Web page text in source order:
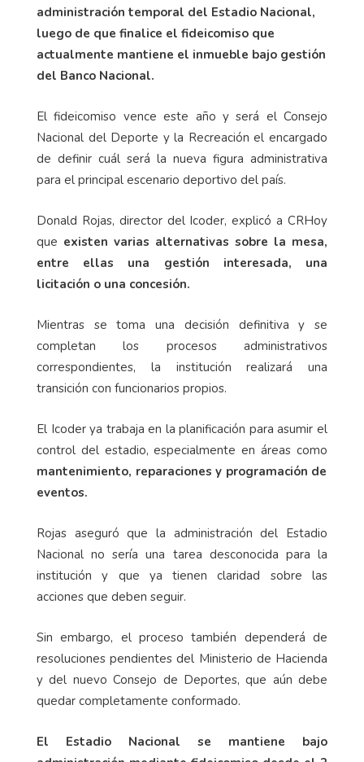
administración temporal del Estadio Nacional,
luego de que finalice el fideicomiso que
actualmente mantiene el inmueble bajo gestión
del Banco Nacional.
El fideicomiso vence este año y será el Consejo
Nacional del Deporte y la Recreación el encargado
de definir cuál será la nueva figura administrativa
para el principal escenario deportivo del país.
Donald Rojas, director del Icoder, explicó a CRHoy
que existen varias alternativas sobre la mesa,
entre ellas una gestión interesada, una
licitación o una concesión.
Mientras se toma una decisión definitiva y se
completan los procesos administrativos
correspondientes, la institución realizará una
transición con funcionarios propios.
El Icoder ya trabaja en la planificación para asumir el
control del estadio, especialmente en áreas como
mantenimiento, reparaciones y programación de
eventos.
Rojas aseguró que la administración del Estadio
Nacional no sería una tarea desconocida para la
institución y que ya tienen claridad sobre las
acciones que deben seguir.
Sin embargo, el proceso también dependerá de
resoluciones pendientes del Ministerio de Hacienda
y del nuevo Consejo de Deportes, que aún debe
quedar completamente conformado.
El Estadio Nacional se mantiene bajo